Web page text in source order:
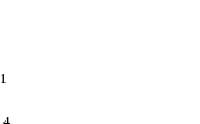
1